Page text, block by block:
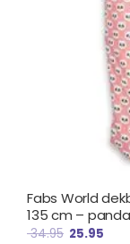
Fabs World
135 cm –
34.95 25.95